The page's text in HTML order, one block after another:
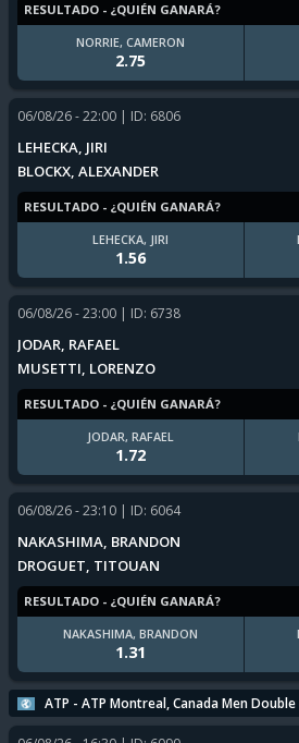
RESULTADO - ¿QUIÉN GANARÁ?
NORRIE, CAMERON
2.75
06/08/26 - 22:00 | ID: 6806
LEHECKA, JIRI
BLOCKX, ALEXANDER
RESULTADO - ¿QUIÉN GANARÁ?
LEHECKA, JIRI
1.56
06/08/26 - 23:00 | ID: 6738
JODAR, RAFAEL
MUSETTI, LORENZO
RESULTADO - ¿QUIÉN GANARÁ?
JODAR, RAFAEL
1.72
06/08/26 - 23:10 | ID: 6064
NAKASHIMA, BRANDON
DROGUET, TITOUAN
RESULTADO - ¿QUIÉN GANARÁ?
NAKASHIMA, BRANDON
1.31
ATP - ATP Montreal, Canada Men Double